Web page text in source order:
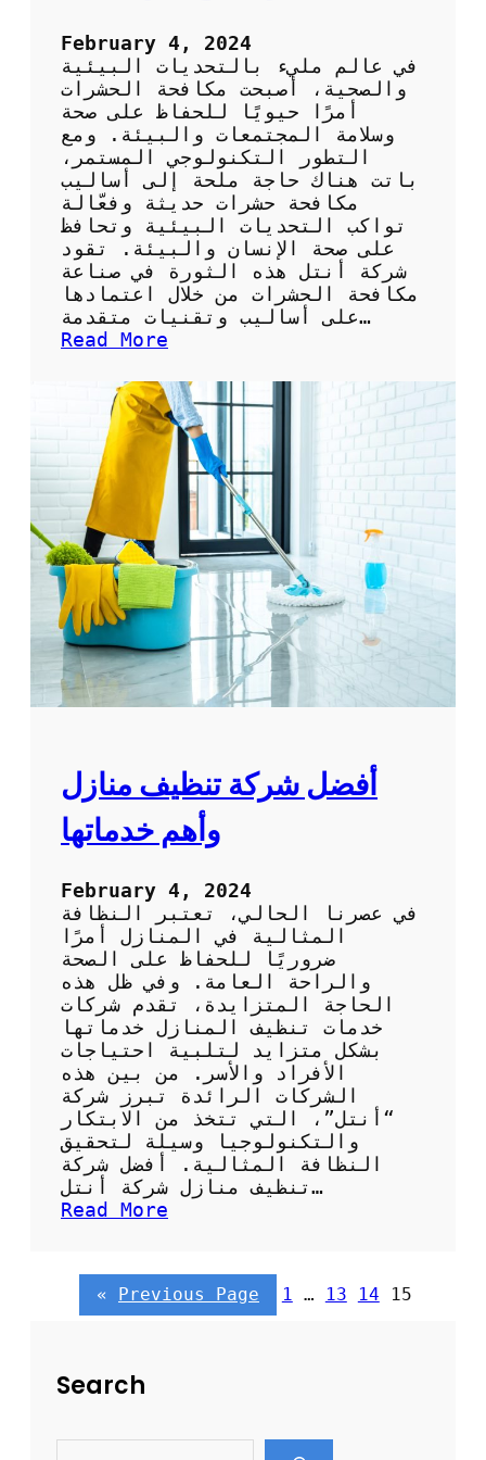
ا
ت
ي
ك
ب
ر
خ
ص
ل
أ
س
ع
ر
February 4, 2024
في عالم مليء بالتحديات البيئية
والصحية، أصبحت مكافحة الحشرات
أمرًا حيويًا للحفاظ على صحة
وسلامة المجتمعات والبيئة. ومع
التطور التكنولوجي المستمر،
باتت هناك حاجة ملحة إلى أساليب
مكافحة حشرات حديثة وفعّالة
تواكب التحديات البيئية وتحافظ
على صحة الإنسان والبيئة. تقود
شركة أنتل هذه الثورة في صناعة
مكافحة الحشرات من خلال اعتمادها
على أساليب وتقنيات متقدمة…
Read More
د
م
ا
ت
م
ك
ا
ف
ح
ة
ا
ح
ش
ر
ل
ن
ل
ي
ة
ع
ش
ر
ك
ة
ن
ت
ل
أفضل شركة تنظيف منازل
وأهم خدماتها
February 4, 2024
في عصرنا الحالي، تعتبر النظافة
المثالية في المنازل أمرًا
ضروريًا للحفاظ على الصحة
والراحة العامة. وفي ظل هذه
الحاجة المتزايدة، تقدم شركات
خدمات تنظيف المنازل خدماتها
بشكل متزايد لتلبية احتياجات
الأفراد والأسر. من بين هذه
الشركات الرائدة تبرز شركة
“أنتل”، التي تتخذ من الابتكار
والتكنولوجيا وسيلة لتحقيق
النظافة المثالية. أفضل شركة
تنظيف منازل شركة أنتل…
Read More
ض
ل
ش
ن
« Previous Page 1 … 13 14 15
Search